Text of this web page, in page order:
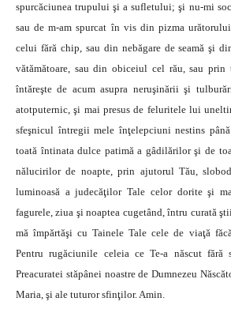
spurcăciunea trupului şi a sufletului; şi nu‑mi
sau de m‑am spurcat în vis din pizma
celui fără chip, sau din nebăgare de seamă şi
vătămătoare, sau din obiceiul cel rău, sau
întăreşte de acum asupra neruşinării şi
atotputernic, şi mai presus de feluritele lui
sfeşnicul întregii mele înţelepciuni nestins
toată întinata dulce patimă a gâdilărilor şi de
nălucirilor de noapte, prin ajutorul Tău,
luminoasă a judecăţilor Tale celor dorite şi
fagurele, ziua şi noaptea cugetând, întru curată
mă împărtăşi cu Tainele Tale cele de viaţă
Pentru rugăciunile celeia ce Te‑a născut fără
Preacuratei stăpânei noastre de Dumnezeu
Maria, şi ale tuturor sfinţilor. Amin.